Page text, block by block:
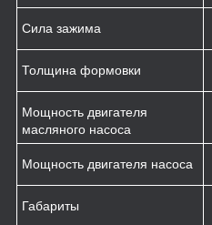
Сила зажима
Толщина формовки
Мощность двигателя
масляного насоса
Мощность двигателя насоса
Габариты